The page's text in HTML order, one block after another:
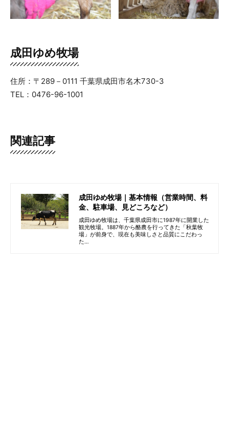
成田ゆめ牧場
住所：〒289－0111 千葉県成田市名木730-3
TEL：0476-96-1001
関連記事
成田ゆめ牧場｜基本情報（営業時間、料
金、駐車場、見どころなど）
成田ゆめ牧場は、千葉県成田市に1987年に開業した
観光牧場。1887年から酪農を行ってきた「秋葉牧
場」が前身で、現在も美味しさと品質にこだわっ
た…